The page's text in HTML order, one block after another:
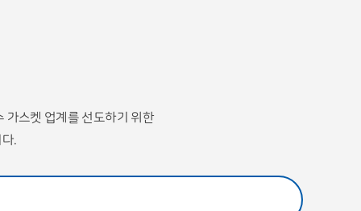
가스켓 업계를 선도하기 위한
.